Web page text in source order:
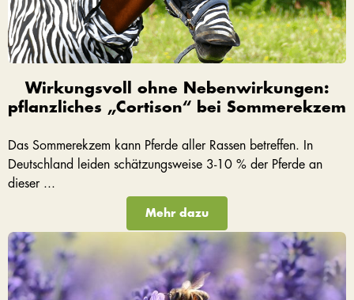
Wirkungsvoll ohne Nebenwirkungen:
pflanzliches „Cortison“ bei Sommerekzem
Das Sommerekzem kann Pferde aller Rassen betreffen. In
Deutschland leiden schätzungsweise 3-10 % der Pferde an
dieser ...
Mehr dazu